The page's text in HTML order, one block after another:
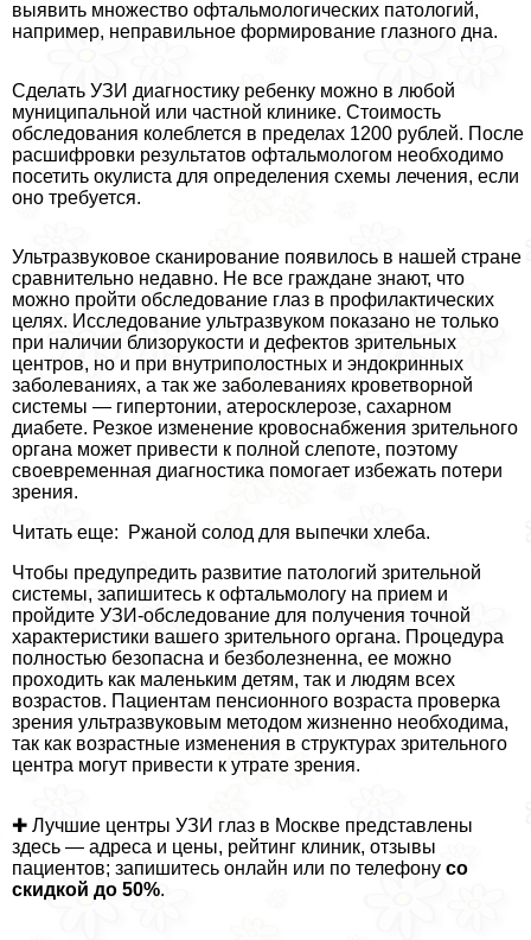
выявить множество офтальмологических патологий,
например, неправильное формирование глазного дна.
Сделать УЗИ диагностику ребенку можно в любой
муниципальной или частной клинике. Стоимость
обследования колeблется в пределах 1200 рублей. После
расшифровки результатов офтальмологом необходимо
посетить окулиста для определения схемы лечения, если
оно требуется.
Ультразвуковое сканирование появилось в нашей стране
сравнительно недавно. Не все граждане знают, что
можно пройти обследование глаз в профилактических
целях. Исследование ультразвуком показано не только
при наличии близорукости и дефектов зрительных
центров, но и при внутриполостных и эндокринных
заболеваниях, а так же заболеваниях кроветворной
системы — гипертонии, атеросклерозе, сахарном
диабете. Резкое изменение кровоснабжения зрительного
органа может привести к полной слепоте, поэтому
своевременная диагностика помогает избежать потери
зрения.
Читать еще: Ржаной солод для выпечки хлеба.
Чтобы предупредить развитие патологий зрительной
системы, запишитесь к офтальмологу на прием и
пройдите УЗИ-обследование для получения точной
хаpaктеристики вашего зрительного органа. Процедypa
полностью безопасна и безболезненна, ее можно
проходить как маленьким детям, так и людям всех
возрастов. Пациентам пенсионного возраста проверка
зрения ультразвуковым методом жизненно необходима,
так как возрастные изменения в структурах зрительного
центра могут привести к утрате зрения.
✚ Лучшие центры УЗИ глаз в Москве представлены
здесь — адреса и цены, рейтинг клиник, отзывы
пациентов; запишитесь онлайн или по телефону со
скидкой до 50%.